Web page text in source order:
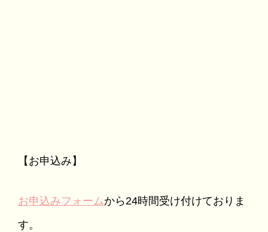
【お申込み】
お申込みフォームから24時間受け付けておりま
す。